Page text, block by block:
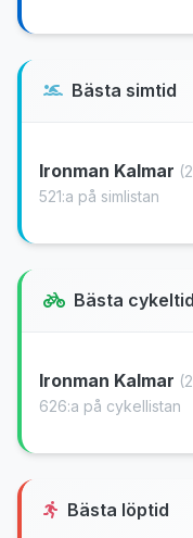
Bästa simtid
Ironman Kalmar
521:a på simlistan
Bästa cykeltid
Ironman Kalmar
626:a på cykellistan
Bästa löptid